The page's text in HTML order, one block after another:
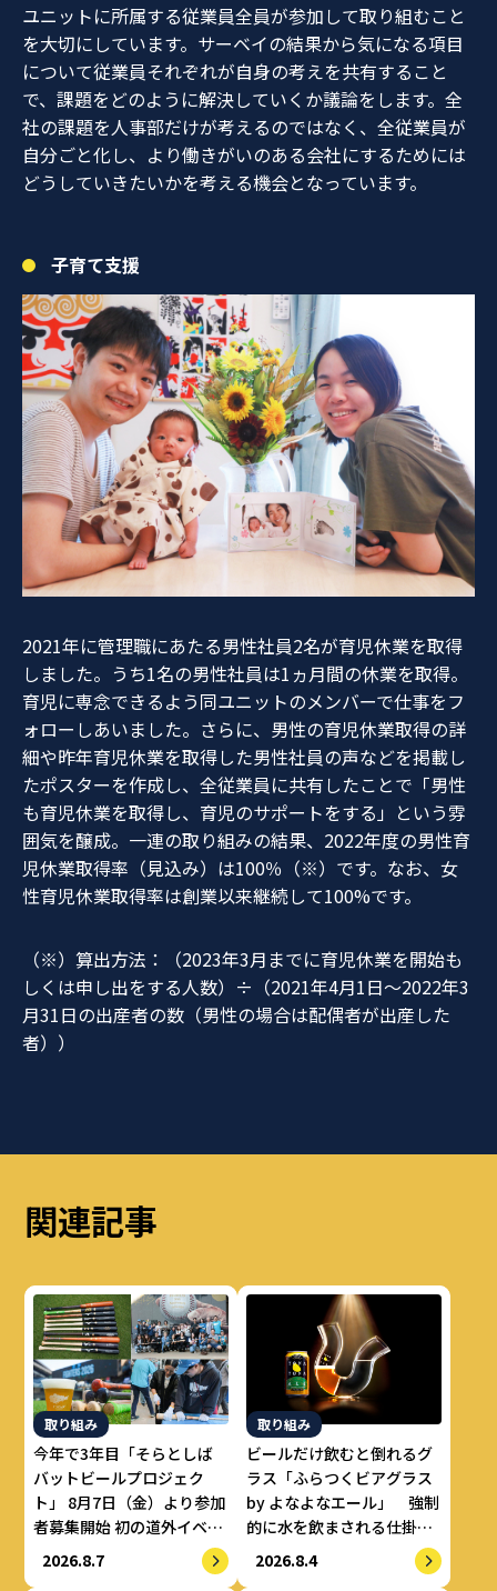
ユニットに所属する従業員全員が参加して取り組むこと
を大切にしています。サーベイの結果から気になる項目
について従業員それぞれが自身の考えを共有すること
で、課題をどのように解決していくか議論をします。全
社の課題を人事部だけが考えるのではなく、全従業員が
自分ごと化し、より働きがいのある会社にするためには
どうしていきたいかを考える機会となっています。
子育て支援
2021年に管理職にあたる男性社員2名が育児休業を取得
しました。うち1名の男性社員は1ヵ月間の休業を取得。
育児に専念できるよう同ユニットのメンバーで仕事をフ
ォローしあいました。さらに、男性の育児休業取得の詳
細や昨年育児休業を取得した男性社員の声などを掲載し
たポスターを作成し、全従業員に共有したことで「男性
も育児休業を取得し、育児のサポートをする」という雰
囲気を醸成。一連の取り組みの結果、2022年度の男性育
児休業取得率（見込み）は100％（※）です。なお、女
性育児休業取得率は創業以来継続して100%です。
（※）算出方法：（2023年3月までに育児休業を開始も
しくは申し出をする人数）÷（2021年4月1日～2022年3
月31日の出産者の数（男性の場合は配偶者が出産した
者））
関連記事
取り組み
今年で3年目「そらとしば
バットビールプロジェク
ト」 8月7日（金）より参加
者募集開始 初の道外イベン
トも開催！
2026.8.7
取り組み
ビールだけ飲むと倒れるグ
ラス「ふらつくビアグラス
by よなよなエール」 強制
的に水を飲まされる仕掛け
で適正飲酒を実現
2026.8.4